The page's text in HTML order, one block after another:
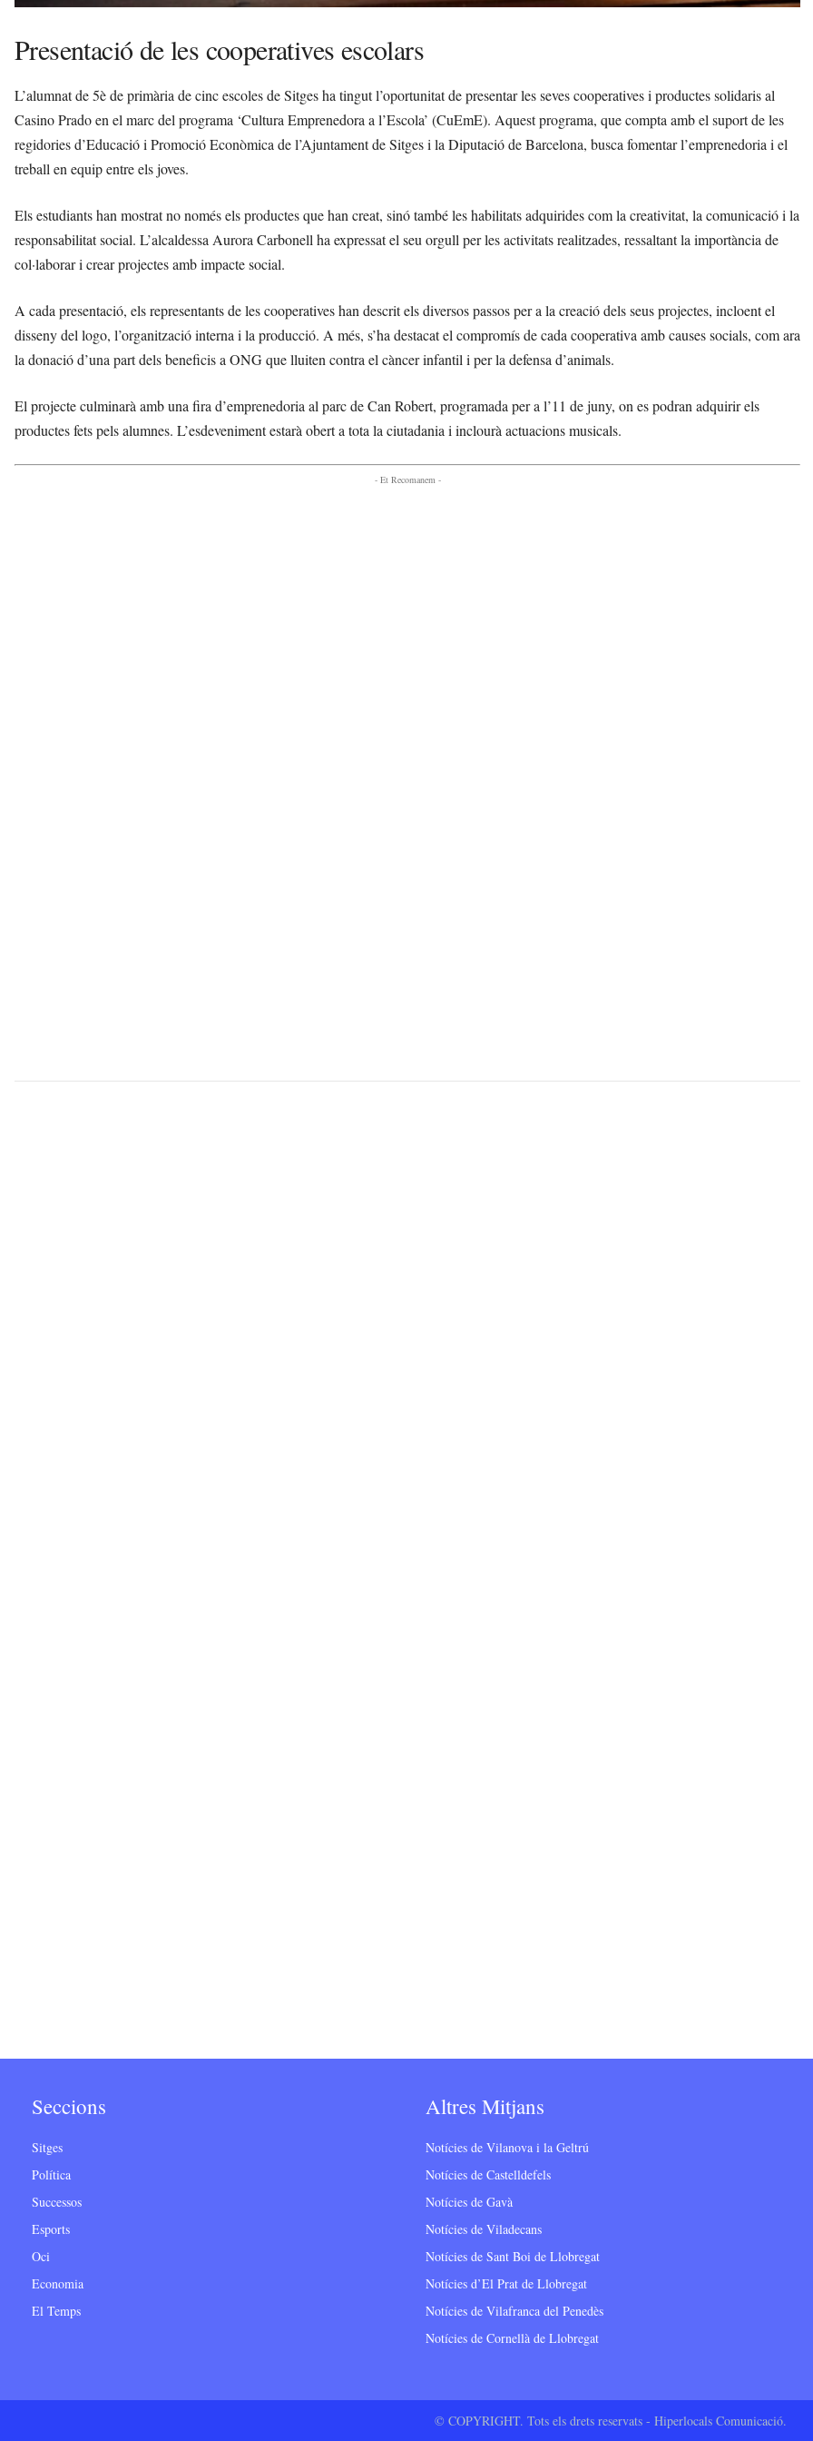
Presentació de les cooperatives escolars
L’alumnat de 5è de primària de cinc escoles de Sitges ha tingut l’oportunitat de presentar les seves cooperatives i productes solidaris al
Casino Prado en el marc del programa ‘Cultura Emprenedora a l’Escola’ (CuEmE). Aquest programa, que compta amb el suport de les
regidories d’Educació i Promoció Econòmica de l’Ajuntament de Sitges i la Diputació de Barcelona, busca fomentar l’emprenedoria i el
treball en equip entre els joves.
Els estudiants han mostrat no només els productes que han creat, sinó també les habilitats adquirides com la creativitat, la comunicació i la
responsabilitat social. L’alcaldessa Aurora Carbonell ha expressat el seu orgull per les activitats realitzades, ressaltant la importància de
col·laborar i crear projectes amb impacte social.
A cada presentació, els representants de les cooperatives han descrit els diversos passos per a la creació dels seus projectes, incloent el
disseny del logo, l’organització interna i la producció. A més, s’ha destacat el compromís de cada cooperativa amb causes socials, com ara
la donació d’una part dels beneficis a ONG que lluiten contra el càncer infantil i per la defensa d’animals.
El projecte culminarà amb una fira d’emprenedoria al parc de Can Robert, programada per a l’11 de juny, on es podran adquirir els
productes fets pels alumnes. L’esdeveniment estarà obert a tota la ciutadania i inclourà actuacions musicals.
- Et Recomanem -
Seccions
Sitges
Política
Successos
Esports
Oci
Economia
El Temps
Altres Mitjans
Notícies de Vilanova i la Geltrú
Notícies de Castelldefels
Notícies de Gavà
Notícies de Viladecans
Notícies de Sant Boi de Llobregat
Notícies d’El Prat de Llobregat
Notícies de Vilafranca del Penedès
Notícies de Cornellà de Llobregat
© COPYRIGHT. Tots els drets reservats - Hiperlocals Comunicació.